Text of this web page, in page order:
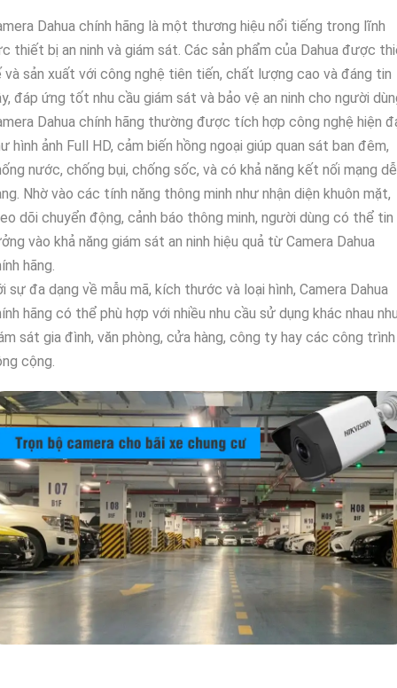
Dahua chính hãng là một thương hiệu nổi tiếng trong lĩnh
thiết bị an ninh và giám sát. Các sản phẩm của Dahua được
và sản xuất với công nghệ tiên tiến, chất lượng cao và đáng tin
đáp ứng tốt nhu cầu giám sát và bảo vệ an ninh cho người
Dahua chính hãng thường được tích hợp công nghệ hiện
hình ảnh Full HD, cảm biến hồng ngoại giúp quan sát ban đêm,
nước, chống bụi, chống sốc, và có khả năng kết nối mạng dễ
Nhờ vào các tính năng thông minh như nhận diện khuôn mặt,
dõi chuyển động, cảnh báo thông minh, người dùng có thể tin
vào khả năng giám sát an ninh hiệu quả từ Camera Dahua
hãng.
sự đa dạng về mẫu mã, kích thước và loại hình, Camera Dahua
hãng có thể phù hợp với nhiều nhu cầu sử dụng khác nhau
sát gia đình, văn phòng, cửa hàng, công ty hay các công trình
cộng.